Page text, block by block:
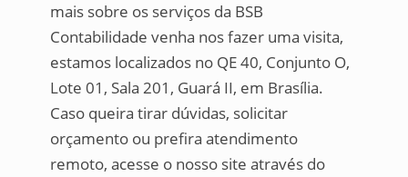
mais sobre os serviços da BSB
Contabilidade venha nos fazer uma visita,
estamos localizados no QE 40, Conjunto O,
Lote 01, Sala 201, Guará II, em Brasília.
Caso queira tirar dúvidas, solicitar
orçamento ou prefira atendimento
remoto, acesse o nosso site através do